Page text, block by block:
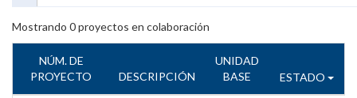
Mostrando 0proyectos en colaboración
NÚM. DE
PROYECTO
DESCRIPCIÓN
UNIDAD
BASE
ESTADO